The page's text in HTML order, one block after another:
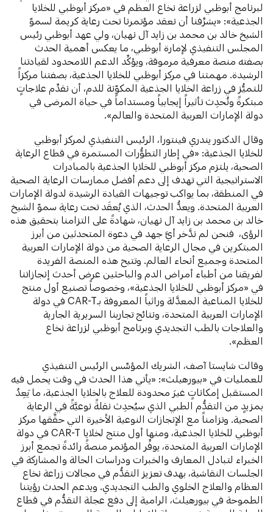
لبرنامج أبوظبي لزراعة نخاع العظم في «مركز أبوظبي للخلايا
الجذعية»: «يشرِّفنا أن نعقد مؤتمرنا تحت رعاية كريمة لسموّ
الشيخ خالد بن محمد بن زايد آل نهيان، ولي عهد أبوظبي رئيس
المجلس التنفيذي لإمارة أبوظبي، ما يعكس أهمية الحدث
بصفته منصة معرفية مرموقة، ويؤكِّد الدعم اللامحدود لقيادتنا
الرشيدة. مهمتنا في مركز أبوظبي للخلايا الجذعية، بصفتنا مركزاً
للتميُّز في زراعة الخلايا الجذعية المكوّنة للدم، أن نقدِّم علاجاتٍ
مبتكرةً ونُحدِث تأثيراً إيجابياً ومستداماً في حياة المرضى في
دولة الإمارات العربية المتحدة والعالم».
وقال الدكتور يندري فينتورا، الرئيس التنفيذي لمركز أبوظبي
للخلايا الجذعية: «في إطار التطوُّرات المستمرة في قطاع الرعاية
الصحية، يلتزم مركز أبوظبي للخلايا الجذعية بالمبادرات
الاستراتيجية التي تهدف إلى دعم أفضل ممارسات الرعاية الصحية
في المنطقة، بما يواكب توجيهات القيادة الرشيدة لدولة الإمارات
العربية المتحدة. ويعدُّ الحدث، الذي يُعقَد تحت رعاية سموّ الشيخ
خالد بن محمد بن زايد آل نهيان، شهادةً على التزامنا بتحقيق هذه
الرؤى، فنحن لم ندَّخر أيَّ جهد في دعوة المتحدثين من أبرز
المبتكرين في مجال الرعاية الصحية من دولة الإمارات العربية
المتحدة وجميع أنحاء العالم. وتتيح هذه المنصة الفريدة
لفريقنا من أطباء أمراض الدم والباحثين عرض أحدث إنجازاتنا
في «مركز أبوظبي للخلايا الجذعية»، وخصوصاً تصنيع أول منتج
للخلايا المناعية المعدَّلة وراثياً المعروفة بـCAR-T في دولة
الإمارات العربية المتحدة، ونتائج تجاربنا السريرية الجارية
والعلاجات بالطب التجديدي وبرنامج أبوظبي لزراعة نخاع
العظم».
وقالت شايستا آصف، الشريك المؤسِّس الرئيس التنفيذي
للعمليات في «بيورهيلث»: «يأتي هذا الحدث في وقت يحمل فيه
المستقبل إمكاناتٍ غيرَ محدودة للعلاج بالخلايا الجذعية، ما يَعِدُ
بمزيدٍ من التقدُّم الطبي الذي سيُحدِث نقلةً نوعيَّةً في الرعاية
الصحية. وتزامناً مع الإنجازات النوعية الأخيرة التي حقَّقها مركز
أبوظبي للخلايا الجذعية، ومنها أول منتج لخلايا CAR-T في دولة
الإمارات العربية المتحدة، يوفِّر المؤتمر منصةً رائدةً تجمع أبرز
الخبراء لتبادل المعارف والخبرات ودراسات الحالة والمشاركة في
الجلسات النقاشية، بهدف تعزيز التقدُّم في مجالات زراعة نخاع
العظام والعلاج الخلوي والطب التجديدي. ويدعم الحدث رؤيتنا
الطموحة في بيورهيلث، الرامية إلى دفع عجلة التقدُّم في قطاع